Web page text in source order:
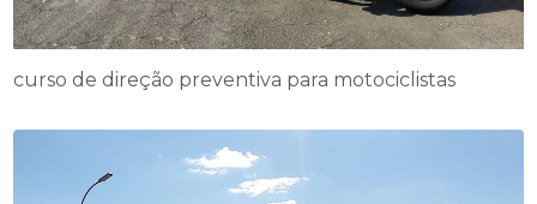
curso de direção preventiva para motociclistas